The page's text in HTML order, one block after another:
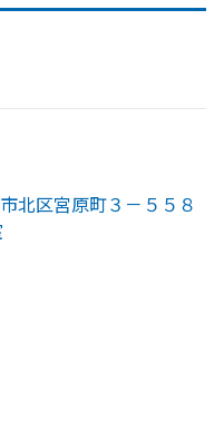
北区宮原町３－５５８